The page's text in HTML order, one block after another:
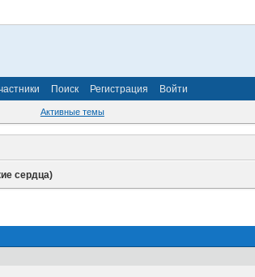
Поиск Регистрация Войти
Активные темы
сердца)